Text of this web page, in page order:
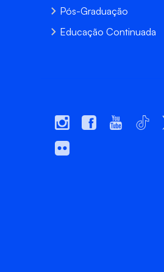
Pós-Graduação
Educação Continuada